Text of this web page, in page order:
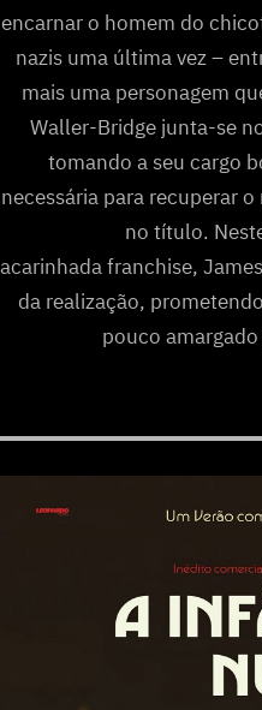
encarnar o homem do
nazis uma última vez –
mais uma personagem
Waller-Bridge junta-se
tomando a seu cargo
necessária para recuperar
no título.
acarinhada franchise,
da realização,
pouco